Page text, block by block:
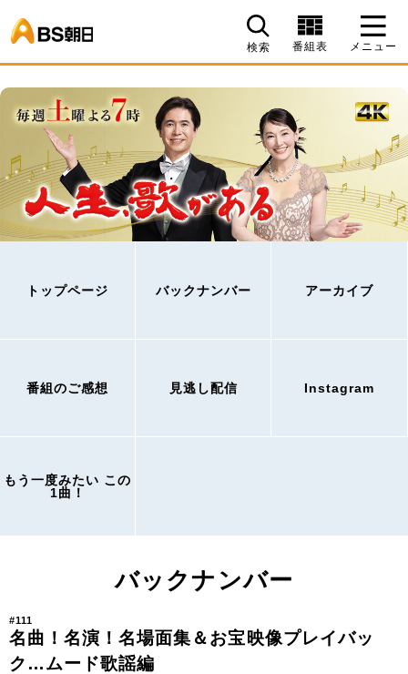
検索 番組表 メニュー
トップページ バックナンバー アーカイブ
番組のご感想 見逃し配信 Instagram
もう一度みたい この
1曲！
バックナンバー
#111
名曲！名演！名場面集＆お宝映像プレイバッ
ク…ムード歌謡編